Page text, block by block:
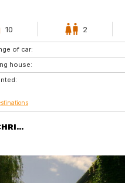
10 2
of car:
house: